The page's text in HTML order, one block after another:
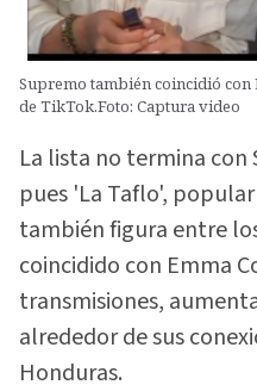
Supremo también coincidió
de TikTok.Foto: Captura video
La lista no termina con
pues 'La Taflo',
también figura entre
coincidido con Emma
transmisiones,
alrededor de sus
Honduras.